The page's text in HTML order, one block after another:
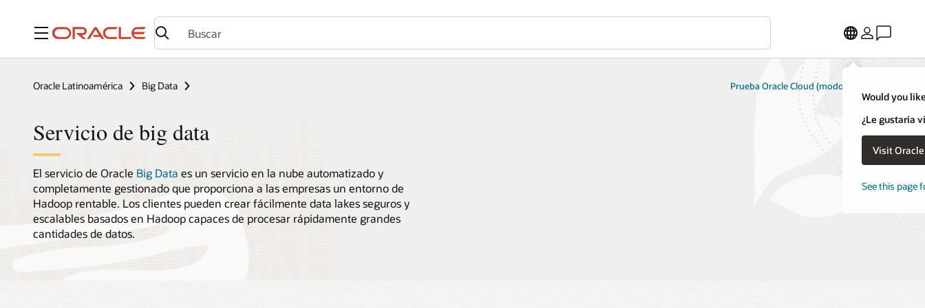
Menú
Would you
¿Le gustaría
Visit
See this page
Oracle Latinoamérica Big Data Prueba Oracle Cloud (modo gratuito)
Servicio de big data
El servicio de Oracle Big Data es un servicio en la nube automatizado y
completamente gestionado que proporciona a las empresas un entorno de
Hadoop rentable. Los clientes pueden crear fácilmente data lakes seguros y
escalables basados en Hadoop capaces de procesar rápidamente grandes
cantidades de datos.